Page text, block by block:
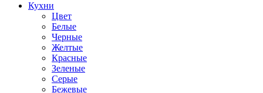
Кухни
Цвет
Белые
Черные
Желтые
Красные
Зеленые
Серые
Бежевые